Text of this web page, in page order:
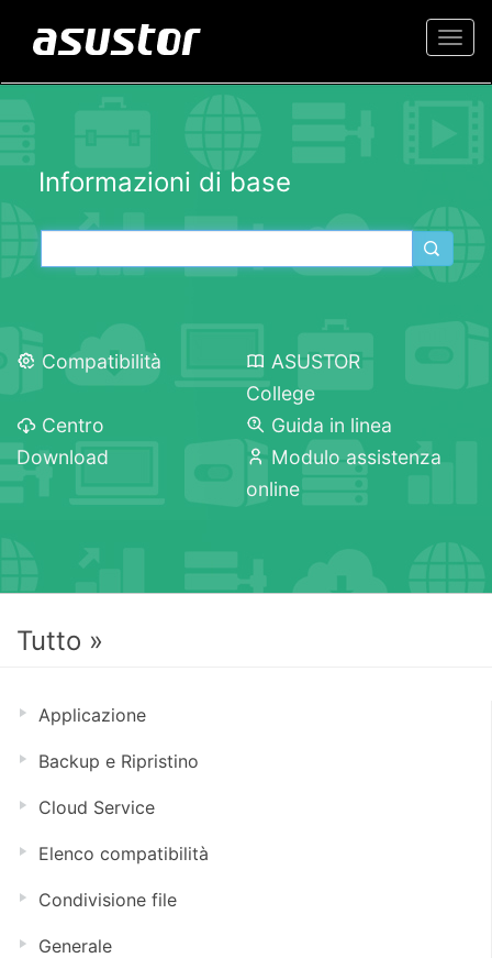
Informazioni di base
Compatibilità
ASUSTOR
College
Centro
Download
Guida in linea
Modulo assistenza
online
Tutto »
Applicazione
Backup e Ripristino
Cloud Service
Elenco compatibilità
Condivisione file
Generale